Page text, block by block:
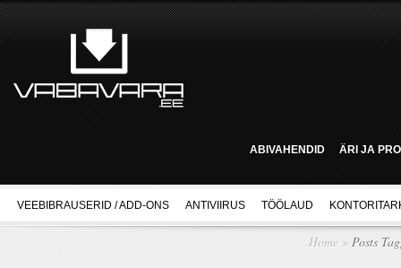
ABIVAHENDID ÄRI JA
VEEBIBRAUSERID / ADD-ONS ANTIVIIRUS TÖÖLAUD
Home » Posts